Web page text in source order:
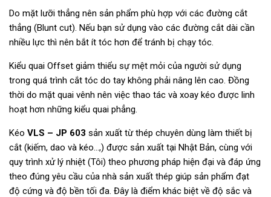
Do mặt lưỡi thẳng nên sản phẩm phù hợp với các đường cắt
thẳng (Blunt cut). Nếu bạn sử dụng vào các đường cắt dài cần
nhiều lực thì nên bắt ít tóc hơn để tránh bị chạy tóc.
Kiểu quai Offset giảm thiểu sự mệt mỏi của người sử dụng
trong quá trình cắt tóc do tay không phải nâng lên cao. Đồng
thời do mặt quai vênh nên việc thao tác và xoay kéo được linh
hoạt hơn những kiểu quai phẳng.
Kéo VLS – JP 603 sản xuất từ thép chuyên dùng làm thiết bị
cắt (kiếm, dao và kéo…,) được sản xuất tại Nhật Bản, cùng với
quy trình xử lý nhiệt (Tôi) theo phương pháp hiện đại và đáp ứng
theo đúng yêu cầu của nhà sản xuất thép giúp sản phẩm đạt
độ cứng và độ bền tối đa. Đây là điểm khác biệt về độ sắc và